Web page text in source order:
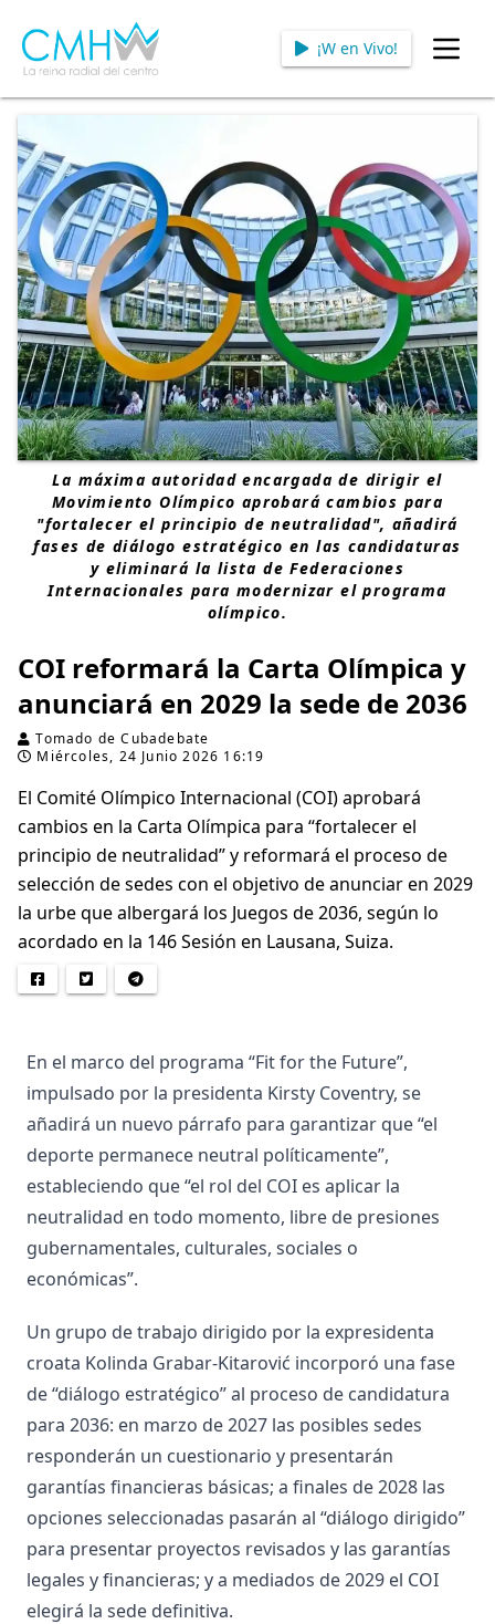
¡W en Vivo!
La máxima autoridad encargada de dirigir el
Movimiento Olímpico aprobará cambios para
"fortalecer el principio de neutralidad", añadirá
fases de diálogo estratégico en las candidaturas
y eliminará la lista de Federaciones
Internacionales para modernizar el programa
olímpico.
COI reformará la Carta Olímpica y
anunciará en 2029 la sede de 2036
Tomado de Cubadebate
Miércoles, 24 Junio 2026 16:19
El Comité Olímpico Internacional (COI) aprobará
cambios en la Carta Olímpica para “fortalecer el
principio de neutralidad” y reformará el proceso de
selección de sedes con el objetivo de anunciar en 2029
la urbe que albergará los Juegos de 2036, según lo
acordado en la 146 Sesión en Lausana, Suiza.
En el marco del programa “Fit for the Future”,
impulsado por la presidenta Kirsty Coventry, se
añadirá un nuevo párrafo para garantizar que “el
deporte permanece neutral políticamente”,
estableciendo que “el rol del COI es aplicar la
neutralidad en todo momento, libre de presiones
gubernamentales, culturales, sociales o
económicas”.
Un grupo de trabajo dirigido por la expresidenta
croata Kolinda Grabar-Kitarović incorporó una fase
de “diálogo estratégico” al proceso de candidatura
para 2036: en marzo de 2027 las posibles sedes
responderán un cuestionario y presentarán
garantías financieras básicas; a finales de 2028 las
opciones seleccionadas pasarán al “diálogo dirigido”
para presentar proyectos revisados y las garantías
legales y financieras; y a mediados de 2029 el COI
elegirá la sede definitiva.